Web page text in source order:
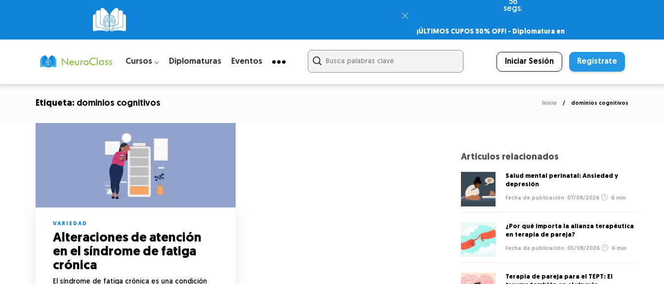
55
segs.
¡ÚLTIMOS CUPOS 50% OFF! - Diplomatura en
– Certificado Universitario
Cursos ⌵ Diplomaturas Eventos Iniciar Sesión Regístrate
Etiqueta: dominios cognitivos Inicio dominios cognitivos
VARIEDAD
Alteraciones de atención
en el síndrome de fatiga
crónica
El síndrome de fatiga crónica es una condición
Artículos relacionados
Salud mental perinatal: Ansiedad y
depresión
07/08/2026 6 min
¿Por qué importa la alianza terapéutica
en terapia de pareja?
05/08/2026 6 min
Terapia de pareja para el TEPT: El